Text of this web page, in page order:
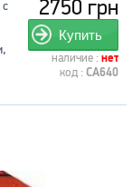
2750 грн
Купить
наличие : нет
код : CA640